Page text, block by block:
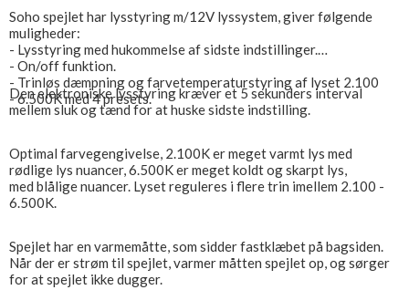
Soho spejlet har lysstyring m/12V lyssystem, giver følgende
muligheder:
- Lysstyring med hukommelse af sidste indstillinger.
- On/off funktion.
- Trinløs dæmpning og farvetemperaturstyring af lyset 2.100
- 6.500K med 4 presets.
Den elektroniske lysstyring kræver et 5 sekunders interval
mellem sluk og tænd for at huske sidste indstilling.
Optimal farvegengivelse, 2.100K er meget varmt lys med
rødlige lys nuancer, 6.500K er meget koldt og skarpt lys,
med blålige nuancer. Lyset reguleres i flere trin imellem 2.100 -
6.500K.
Spejlet har en varmemåtte, som sidder fastklæbet på bagsiden.
Når der er strøm til spejlet, varmer måtten spejlet op, og sørger
for at spejlet ikke dugger.